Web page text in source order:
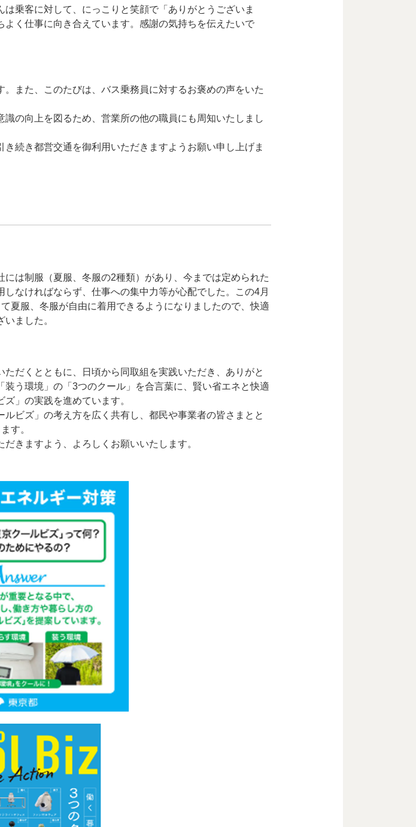
乗客に対して、にっこりと笑顔で「ありがとうございま
く仕事に向き合えています。感謝の気持ちを伝えたいで
また、このたびは、バス乗務員に対するお褒めの声をいた
の向上を図るため、営業所の他の職員にも周知いたしまし
続き都営交通を御利用いただきますようお願い申し上げま
は制服（夏服、冬服の2種類）があり、今までは定められた
なければならず、仕事への集中力等が心配でした。この4月
夏服、冬服が自由に着用できるようになりましたので、快適
ました。
だくとともに、日頃から同取組を実践いただき、ありがと
う環境」の「3つのクール」を合言葉に、賢い省エネと快適
」の実践を進めています。
ビズ」の考え方を広く共有し、都民や事業者の皆さまとと
す。
きますよう、よろしくお願いいたします。